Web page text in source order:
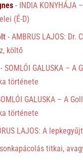
- INDIA KONYHÁJA
(É-D)
- AMBRUS LAJOS: Dr.
költő
SOMLÓI GALUSKA – A
története
GALUSKA – A
története
LAJOS: A
titkai,